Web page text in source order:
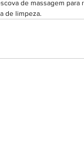
de massagem
de limpeza.